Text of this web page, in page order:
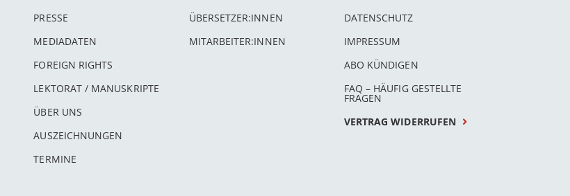
PRESSE
MEDIADATEN
FOREIGN RIGHTS
LEKTORAT / MANUSKRIPTE
ÜBER UNS
AUSZEICHNUNGEN
TERMINE
ÜBERSETZER:INNEN
MITARBEITER:INNEN
DATENSCHUTZ
IMPRESSUM
ABO KÜNDIGEN
FAQ – HÄUFIG GESTELLTE
FRAGEN
VERTRAG WIDERRUFEN